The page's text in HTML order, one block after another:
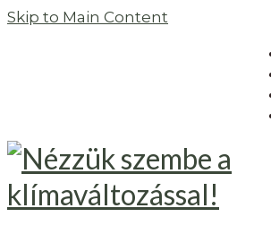
Skip to Main Content